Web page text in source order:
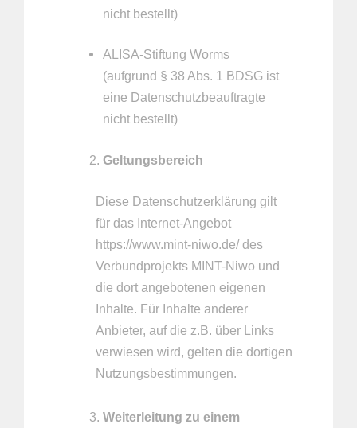
nicht bestellt)
ALISA-Stiftung Worms
(aufgrund § 38 Abs. 1 BDSG ist
eine Datenschutzbeauftragte
nicht bestellt)
Geltungsbereich
Diese Datenschutzerklärung gilt
für das Internet-Angebot
https://www.mint-niwo.de/ des
Verbundprojekts MINT-Niwo und
die dort angebotenen eigenen
Inhalte. Für Inhalte anderer
Anbieter, auf die z.B. über Links
verwiesen wird, gelten die dortigen
Nutzungsbestimmungen.
Weiterleitung zu einem